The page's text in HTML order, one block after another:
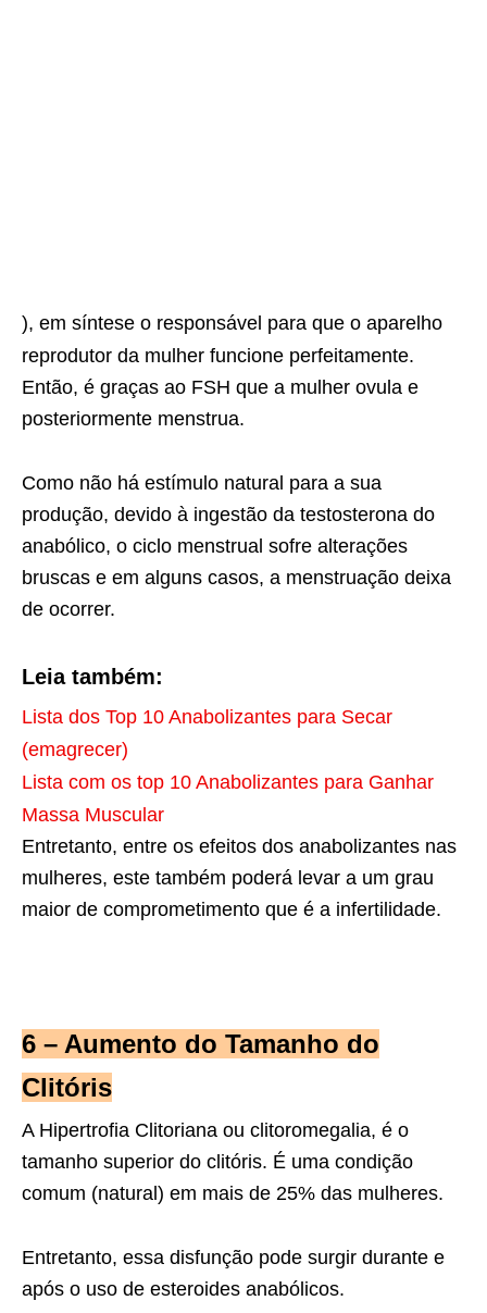
), em síntese o responsável para que o aparelho
reprodutor da mulher funcione perfeitamente.
Então, é graças ao FSH que a mulher ovula e
posteriormente menstrua.
Como não há estímulo natural para a sua
produção, devido à ingestão da testosterona do
anabólico, o ciclo menstrual sofre alterações
bruscas e em alguns casos, a menstruação deixa
de ocorrer.
Leia também:
Lista dos Top 10 Anabolizantes para Secar
(emagrecer)
Lista com os top 10 Anabolizantes para Ganhar
Massa Muscular
Entretanto, entre os efeitos dos anabolizantes nas
mulheres, este também poderá levar a um grau
maior de comprometimento que é a infertilidade.
6 – Aumento do Tamanho do
Clitóris
A Hipertrofia Clitoriana ou clitoromegalia, é o
tamanho superior do clitóris. É uma condição
comum (natural) em mais de 25% das mulheres.
Entretanto, essa disfunção pode surgir durante e
após o uso de esteroides anabólicos.